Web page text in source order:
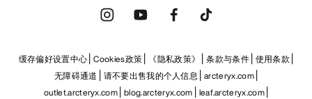
缓存偏好设置中心 Cookies政策 《隐私政策》 条款与条件 使用条款
无障碍通道
请不要出售我的个人信息 arcteryx.com
outlet.arcteryx.com blog.arcteryx.com leaf.arcteryx.com